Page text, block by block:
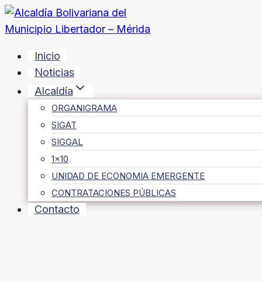
Saltar
al
Inicio
Noticias
Alcaldía
ORGANIGRAMA
SIGAT
SIGGAL
1×10
UNIDAD DE ECONOMIA EMERGENTE
CONTRATACIONES PÚBLICAS
Contacto